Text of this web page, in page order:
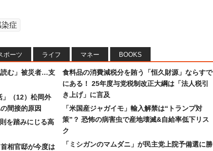
症
ポーツ ライフ マネー BOOKS
読む」被災者…支
」（12）松岡外
間接的原因
を踏みにじる高
相官邸が今度は
食料品の消費減税分を賄う「恒久財源」ならすで
にある！ 25年度与党税制改正大綱は「法人税引
き上げ」に言及
「米国産ジャガイモ」輸入解禁は“トランプ対
策”？ 恐怖の病害虫で産地壊滅&自給率低下リス
ク
「ミシガンのマムダニ」が民主党上院予備選に勝